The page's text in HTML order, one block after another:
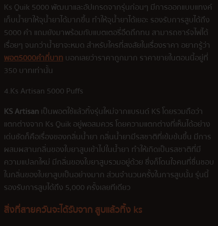
Ks Quik 5000 พัฒนาและอัปเกรดจากรุ่นก่อนๆ มีการออกแบบแทงค์
เก็บน้ำยาให้จุน้ำยาได้มากขึ้น ทำให้จุน้ำยาได้เยอะ รองรับการสูบได้ถึง
5000 คำ แถมยังมาพร้อมกับแบตเตอรี่อึดถึกทน สามารถชาร์จไฟได้
เรื่อยๆ จนกว่าน้ำยาจะหมด สำหรับใครที่สงสัยในเรื่องราคา อยากรู้ว่า
พอต5000คำกี่บาทบอกเลยว่าราคาถูกมาก ราคาขายในตอนนี้อยู่ที่
350 บาทเท่านั้น
4.Ks Artisan 5000 Puffs
KS Artisan เป็นพอตใช้แล้วทิ้งรุ่นใหม่จากแบรนด์ KS โดยรวมถือว่า
แตกต่างจาก Ks Quik อยู่พอสมควร โดยความแตกต่างที่เห็นได้อย่าง
เด่นชัดก็คือเรื่องของกลิ่นน้ำยา กลิ่นน้ำยามีรสชาติที่เข้มข้นขึ้น มีการ
ผสมผสานกลิ่นของใบยาสูบเข้าไปในน้ำยา ทำให้เกิดเป็นรสชาติที่มี
ความแปลกใหม่ มีกลิ่นของใบยาสูบรวมอยู่ด้วย ซึ่งก็โดนใจคนที่ชื่นชอบ
ในกลิ่นของใบยาสูบเป็นอย่างมาก ส่วนจำนวนครั้งในการสูบนั้น รุ่นนี้
รองรับการสูบได้ถึง 5,000 ครั้งเลยทีเดียว
สิ่งที่สายควันจะได้รับจาก สูบแล้วทิ้ง ks